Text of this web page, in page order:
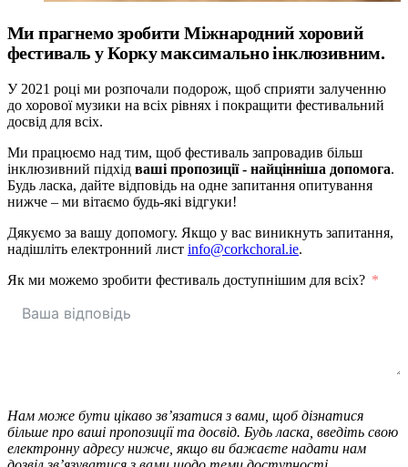
Ми прагнемо зробити Міжнародний хоровий
фестиваль у Корку максимально інклюзивним.
У 2021 році ми розпочали подорож, щоб сприяти залученню
до хорової музики на всіх рівнях і покращити фестивальний
досвід для всіх.
Ми працюємо над тим, щоб фестиваль запровадив більш
інклюзивний підхід ваші пропозиції - найцінніша допомога.
Будь ласка, дайте відповідь на одне запитання опитування
нижче – ми вітаємо будь-які відгуки!
Дякуємо за вашу допомогу. Якщо у вас виникнуть запитання,
надішліть електронний лист info@corkchoral.ie.
Як ми можемо зробити фестиваль доступнішим для всіх?
Нам може бути цікаво зв’язатися з вами, щоб дізнатися
більше про ваші пропозиції та досвід. Будь ласка, введіть свою
електронну адресу нижче, якщо ви бажаєте надати нам